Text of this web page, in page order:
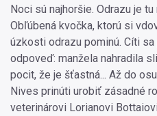
Noci sú najhoršie. Odrazu je
Obľúbená kvočka, ktorú si
úzkosti odrazu pominú. Cíti
odpoveď: manžela nahradila
pocit, že je šťastná... Až do
Nives prinúti urobiť zásadné
veterinárovi Lorianovi